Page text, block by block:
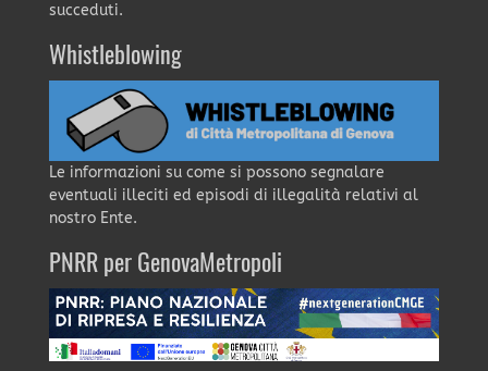
succeduti.
Whistleblowing
Le informazioni su come si possono segnalare
eventuali illeciti ed episodi di illegalità relativi al
nostro Ente.
PNRR per GenovaMetropoli